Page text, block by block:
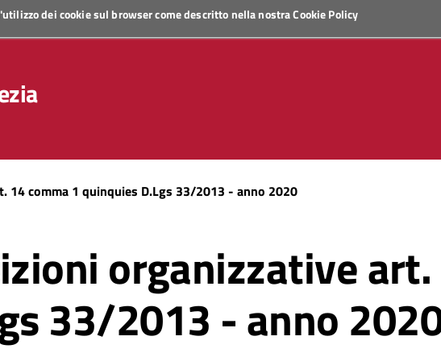
dei cookie sul browser come descritto nella nostraCookie Policy
14 comma 1 quinquies D.Lgs 33/2013 - anno 2020
organizzative art.
33/2013 - anno